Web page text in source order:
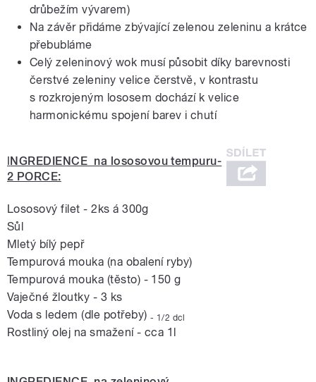
drůbežím vývarem)
Na závěr přidáme zbývající zelenou zeleninu a krátce
přebubláme
Celý zeleninový wok musí působit díky barevnosti
čerstvé zeleniny velice čerstvě, v kontrastu
s rozkrojeným lososem dochází k velice
harmonickému spojení barev i chutí
INGREDIENCE na lososovou tempuru-
2 PORCE:
Lososový filet - 2ks á 300g
Sůl
Mletý bílý pepř
Tempurová mouka (na obalení ryby)
Tempurová mouka (těsto) - 150 g
Vaječné žloutky - 3 ks
Voda s ledem (dle potřeby) - 1/2 dcl
Rostliný olej na smažení - cca 1l